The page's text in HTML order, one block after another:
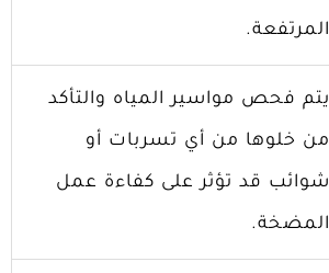
المرتفعة.
يتم فحص مواسير المياه والتأكد
من خلوها من أي تسربات أو
شوائب قد تؤثر على كفاءة عمل
المضخة.